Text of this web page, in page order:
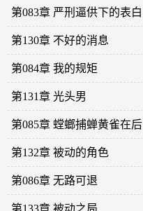
第083章 严刑逼供下的表白
第130章 不好的消息
第084章 我的规矩
第131章 光头男
第085章 螳螂捕蝉黄雀在后
第132章 被动的角色
第086章 无路可退